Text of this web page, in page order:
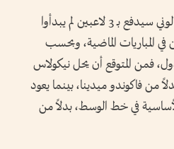
وأكدت تقارير أرجنتينية أن سكالوني سيدفع بـ 3 لاعبين لم يبدأوا
المباريات الماضية، وبحسب
فمن المتوقع أن يحل نيكولاس
من فاكوندو ميدينا، بينما يعود
في خط الوسط، بدلاً من